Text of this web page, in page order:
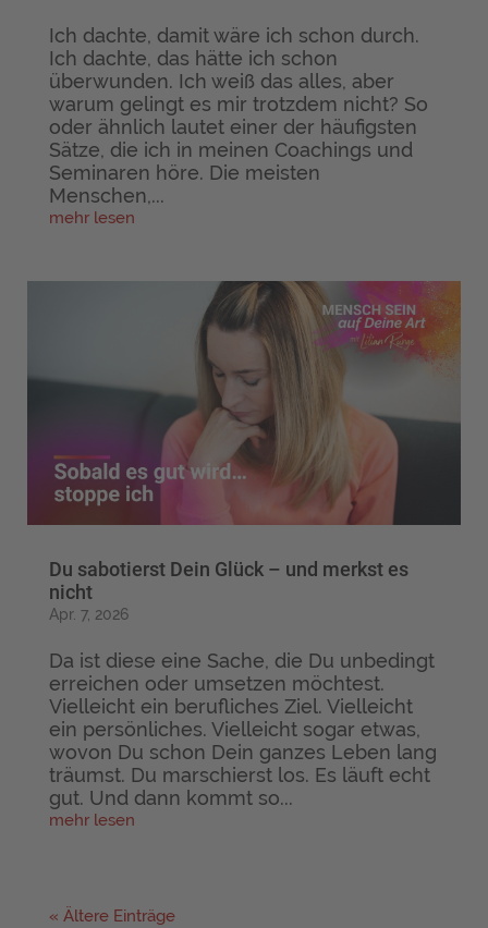
Ich dachte, damit wäre ich schon durch.
Ich dachte, das hätte ich schon
überwunden. Ich weiß das alles, aber
warum gelingt es mir trotzdem nicht? So
oder ähnlich lautet einer der häufigsten
Sätze, die ich in meinen Coachings und
Seminaren höre. Die meisten
Menschen,...
mehr lesen
Du sabotierst Dein Glück – und merkst es
nicht
Apr. 7, 2026
Da ist diese eine Sache, die Du unbedingt
erreichen oder umsetzen möchtest.
Vielleicht ein berufliches Ziel. Vielleicht
ein persönliches. Vielleicht sogar etwas,
wovon Du schon Dein ganzes Leben lang
träumst. Du marschierst los. Es läuft echt
gut. Und dann kommt so...
mehr lesen
« Ältere Einträge